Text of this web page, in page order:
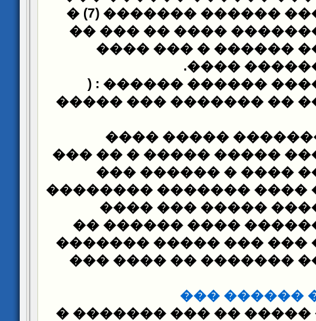
������ �� ����� ������ ������� (7) �
������ ��� ��������
����� ���� ������
������
.
������ ������ : (
����� ���� ��� ��
��� : �� ����
������ ��� ���� �����
�� ������� ���
������ �� ��� ����
�������� �����
������ ���� ������
���
����� �������
�� �� ��������
�� ���� ��
������
������� �